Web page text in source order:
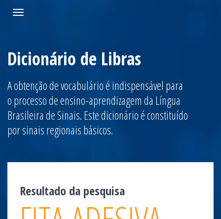
Toggle
navigation
Dicionário de Libras
A obtenção de vocabulário é indispensável para
o processo de ensino-aprendizagem da Língua
Brasileira de Sinais. Este dicionário é constituído
por sinais regionais básicos.
Resultado da pesquisa